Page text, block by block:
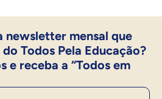
newsletter mensal que
Todos Pela Educação?
e receba a “Todos em